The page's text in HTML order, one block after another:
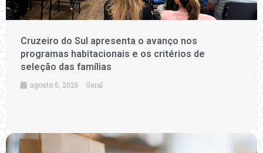
Cruzeiro do Sul apresenta o avanço nos
programas habitacionais e os critérios de
seleção das famílias
agosto 5, 2026 Geral